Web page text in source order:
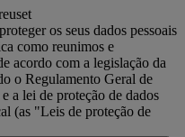
os seus dados pessoais
como reunimos e
acordo com a legislação da
o Regulamento Geral de
a lei de proteção de dados
(as "Leis de proteção de